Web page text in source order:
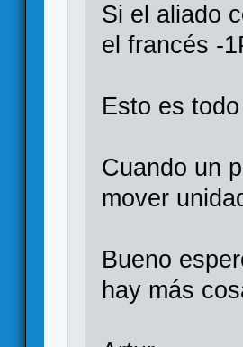
Si el aliado
el francés -
Esto es
Cuando un
mover
Bueno
hay más